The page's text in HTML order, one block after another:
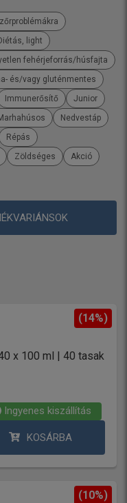
light
fehérjeforrás/húsfajta
és/vagy gluténmentes
Immunerősítő
Junior
Nedvestáp
Répás
Zöldséges Akció
x 100 ml | 40 tasak
(14%)
Ingyenes kiszállítás
KOSÁRBA
(10%)